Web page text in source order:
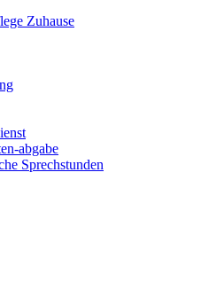
Zuhause
abgabe
Sprechstunden